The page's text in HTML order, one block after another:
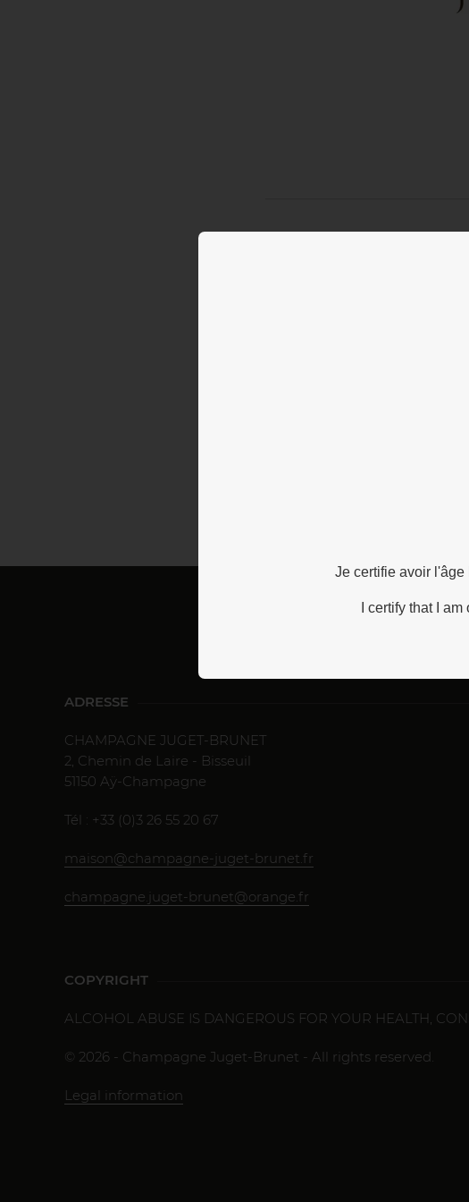
ADRESSE
CHAMPAGNE JUGET-BRUNET
2, Chemin de Laire - Bisseuil
51150 Aÿ-Champagne
Tél : +33 (0)3 26 55 20 67
maison@champagne-juget-brunet.fr
champagne.juget-brunet@orange.fr
COPYRIGHT
ALCOHOL ABUSE IS DANGEROUS FOR YOUR HEALTH,
© 2026 - Champagne Juget-Brunet - All rights reserved.
Legal information
Je certifie avoir
I certify that I